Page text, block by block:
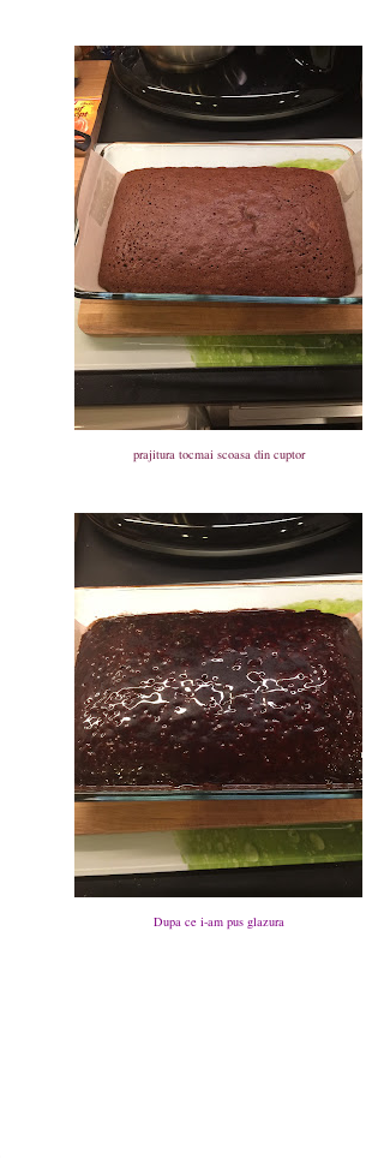
prajitura tocmai scoasa din cuptor
Dupa ce i-am pus glazura